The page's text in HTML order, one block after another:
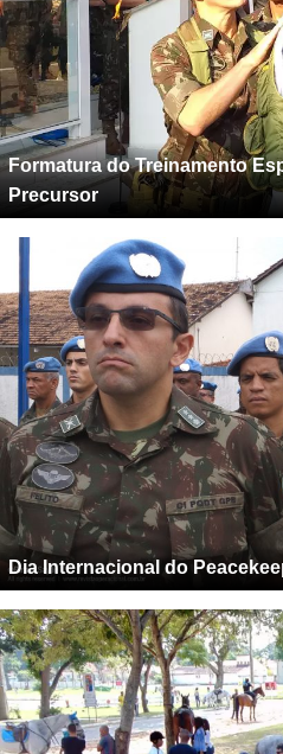
Formatura do Treinamento
Precursor
Dia Internacional do